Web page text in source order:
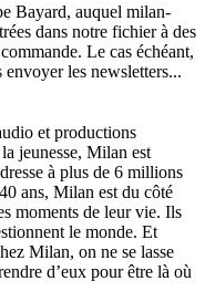
Bayard, auquel milan-
dans notre fichier à des
Le cas échéant,
les newsletters...
et productions
jeunesse, Milan est
à plus de 6 millions
ans, Milan est du côté
moments de leur vie. Ils
le monde. Et
Milan, on ne se lasse
d’eux pour être là où